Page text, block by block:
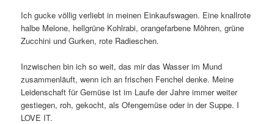
Ich gucke völlig verliebt in meinen Einkaufswagen. Eine knallrote
halbe Melone, hellgrüne Kohlrabi, orangefarbene Möhren, grüne
Zucchini und Gurken, rote Radieschen.
Inzwischen bin ich so weit, das mir das Wasser im Mund
zusammenläuft, wenn ich an frischen Fenchel denke. Meine
Leidenschaft für Gemüse ist im Laufe der Jahre immer weiter
gestiegen, roh, gekocht, als Ofengemüse oder in der Suppe. I
LOVE IT.